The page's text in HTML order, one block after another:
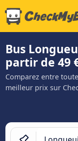
Bus
partir de 49
Comparez entre
meilleur prix sur